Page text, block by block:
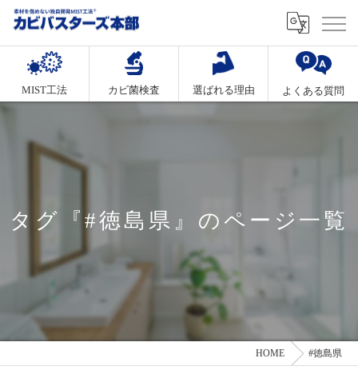
MIST工法 カビ菌検査 選ばれる理由 よくある質問
タグ『#徳島県』のページ一覧
HOME #徳島県